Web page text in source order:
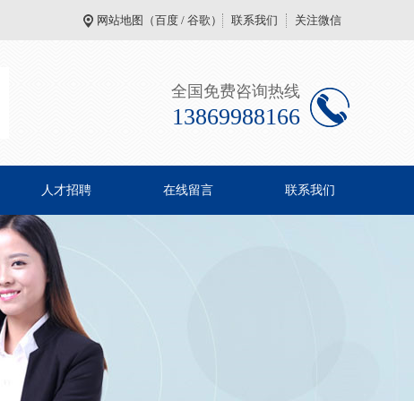
网站地图 （百度 / 谷歌 ） 联系我们 关注微信
全国免费咨询热线
13869988166
人才招聘 在线留言 联系我们